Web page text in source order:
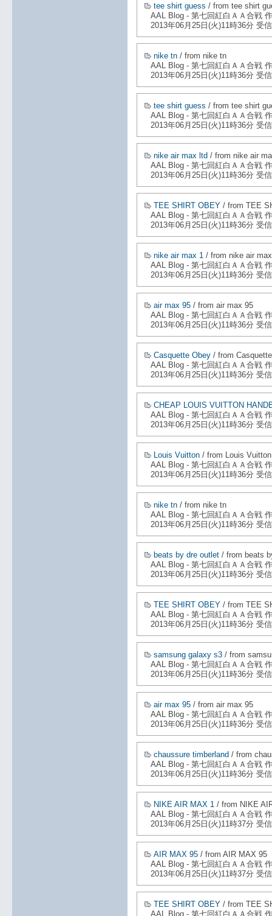
tee shirt guess / from tee shirt
AAL Blog - 第七回紅白ＡＡ合戦
2013年06月25日(火)11時36分 受信
nike tn / from nike tn
AAL Blog - 第七回紅白ＡＡ合戦
2013年06月25日(火)11時36分 受信
tee shirt guess / from tee shirt
AAL Blog - 第七回紅白ＡＡ合戦
2013年06月25日(火)11時36分 受信
nike air max ltd / from nike air
AAL Blog - 第七回紅白ＡＡ合戦
2013年06月25日(火)11時36分 受信
TEE SHIRT OBEY / from TEE
AAL Blog - 第七回紅白ＡＡ合戦
2013年06月25日(火)11時36分 受信
nike air max 1 / from nike air
AAL Blog - 第七回紅白ＡＡ合戦
2013年06月25日(火)11時36分 受信
air max 95 / from air max 95
AAL Blog - 第七回紅白ＡＡ合戦
2013年06月25日(火)11時36分 受信
Casquette Obey / from
AAL Blog - 第七回紅白ＡＡ合戦
2013年06月25日(火)11時36分 受信
CHEAP LOUIS VUITTON
AAL Blog - 第七回紅白ＡＡ合戦
2013年06月25日(火)11時36分 受信
Louis Vuitton / from Louis Vuitton
AAL Blog - 第七回紅白ＡＡ合戦
2013年06月25日(火)11時36分 受信
nike tn / from nike tn
AAL Blog - 第七回紅白ＡＡ合戦
2013年06月25日(火)11時36分 受信
beats by dre outlet / from beats
AAL Blog - 第七回紅白ＡＡ合戦
2013年06月25日(火)11時36分 受信
TEE SHIRT OBEY / from TEE
AAL Blog - 第七回紅白ＡＡ合戦
2013年06月25日(火)11時36分 受信
samsung galaxy s3 / from
AAL Blog - 第七回紅白ＡＡ合戦
2013年06月25日(火)11時36分 受信
air max 95 / from air max 95
AAL Blog - 第七回紅白ＡＡ合戦
2013年06月25日(火)11時36分 受信
chaussure timberland / from
AAL Blog - 第七回紅白ＡＡ合戦
2013年06月25日(火)11時36分 受信
NIKE AIR MAX 1 / from NIKE
AAL Blog - 第七回紅白ＡＡ合戦
2013年06月25日(火)11時37分 受信
AIR MAX 95 / from AIR MAX 95
AAL Blog - 第七回紅白ＡＡ合戦
2013年06月25日(火)11時37分 受信
TEE SHIRT OBEY / from TEE
AAL Blog - 第七回紅白ＡＡ合戦